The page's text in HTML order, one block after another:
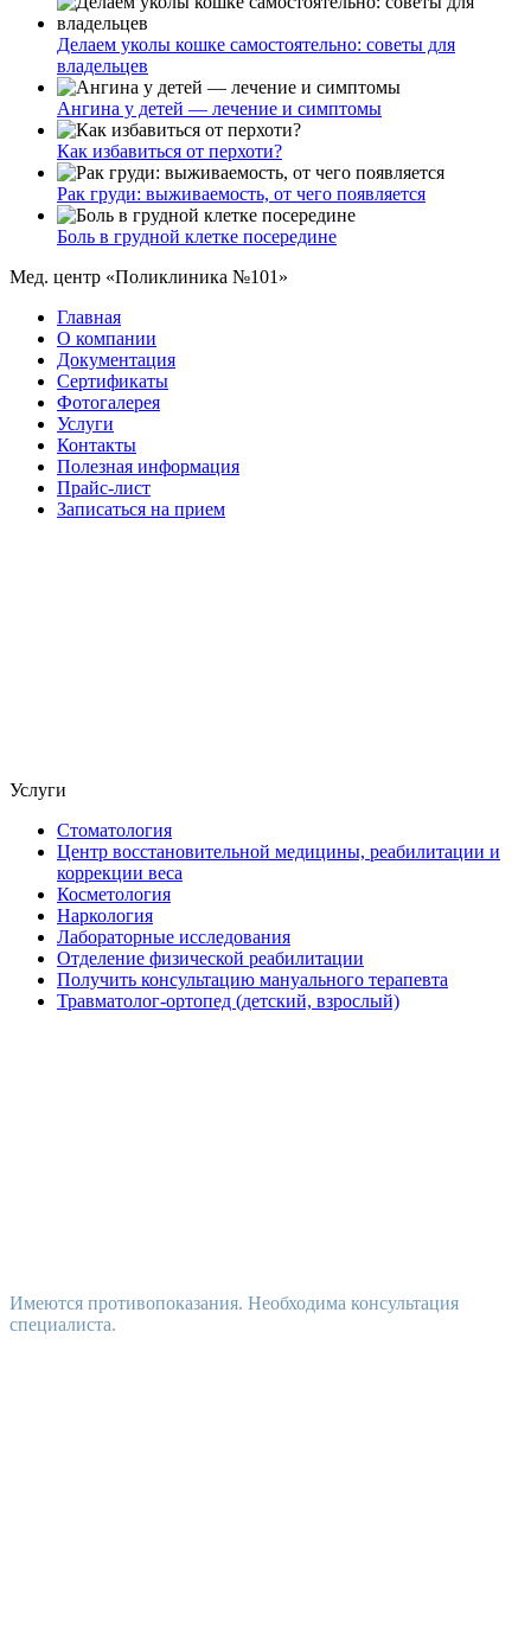
Делаем уколы кошке самостоятельно: советы для
владельцев
Ангина у детей — лечение и симптомы
Как избавиться от перхоти?
Рак груди: выживаемость, от чего появляется
Боль в грудной клетке посередине
Мед. центр «Поликлиника №101»
Главная
О компании
Документация
Сертификаты
Фотогалерея
Услуги
Контакты
Полезная информация
Прайс-лист
Записаться на прием
Услуги
Стоматология
Центр восстановительной медицины, реабилитации и
коррекции веса
Косметология
Наркология
Лабораторные исследования
Отделение физической реабилитации
Получить консультацию мануального терапевта
Травматолог-ортопед (детский, взрослый)
Имеются противопоказания. Необходима консультация
специалиста.